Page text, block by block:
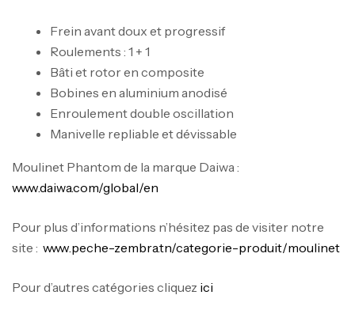
Frein avant doux et progressif
Roulements : 1 + 1
Bâti et rotor en composite
Bobines en aluminium anodisé
Enroulement double oscillation
Manivelle repliable et dévissable
Moulinet Phantom de la marque Daiwa :
www.daiwa.com/global/en
Pour plus d’informations n’hésitez pas de visiter notre
site : www.peche-zembra.tn/categorie-produit/moulinet
Pour d’autres catégories cliquez ici
Canne Jigging Sunset Massive Attack
1.83m 120/250gr 30kg
Cannes,Jigging
د.ت340,000
Foureau Kalli Kunnan Funda 1.70m
Bagagerie ,Surfcasting
د.ت378,000